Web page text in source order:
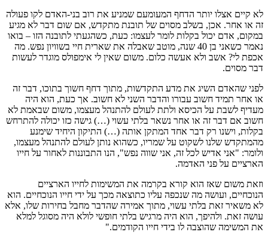
לא קיים אצלו יותר הדחף המעומעם שמניע את רוב בני-האדם לקו פעולה
זה או אחר. אכן, בשלב מסוים של תובנת מתקדש, אם שום דבר לא מגיע
במקום, אדם יכול בקלות לומר לעצמו: כעת, כשהגעתי לתובנה הזו – בואו
נאמר כשאני בן 40 שנה, מוטב שאבלה את שארית חיי בשוויון נפש. מה
אכפת לי? אשב ולא אעשה כלום. משום שאין לי אימפולס מוגדר לעשות
דבר מסוים.
לפני שהאדם השיג את מדע התקדשות, מתוך דחף חשוך בתוכו, דבר זה
או אחר תמיד חשוב עבורו והדבר השני לא חשוב. אך כעת, הוא היה
מעדיף לשבת על הכיסא ולתת לעולם להתנהל מעצמו, משום שבאמת לא
חשוב אם דבר זה או אחר נשאר בלתי עשוי (…) גישה כזו יכולה להתרחש
בקלות, וישנו רק דבר אחד המתקן אותה (…) התיקון היחיד שימנע
מהמתקדש שלנו לשקוט על שמריו, כשהוא נותן לעולם להתנהל מעצמו,
ולומר: "אני אדיש לכל זה, אני שווה נפש", הנו התבוננות לאחור על חייו
הארציים על פני האדמה.
וזאת משום שאז הוא קורא בקרמה את המשימות לחייו הארציים
הנוכחיים, ועושה מה שנכפה עליו כתוצאה מכך על ידי חייו הנוכחיים. הוא
לא משאיר זאת בלתי עשוי, מתוך אמירה שהדבר מחבל בחירות שלו, אלא
עושה זאת. ולהיפך, הוא היה מרגיש בלתי חופשי לולא היה מסוגל למלא
את המשימה שהוצבה לו בידי חייו הקודמים."